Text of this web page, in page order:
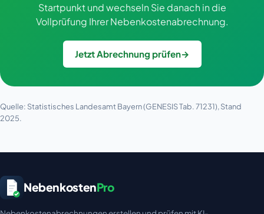
Startpunkt und wechseln Sie danach in die
Vollprüfung Ihrer Nebenkostenabrechnung.
Jetzt Abrechnung prüfen→
Quelle: Statistisches Landesamt Bayern (GENESIS Tab. 71231), Stand
2025.
NebenkostenPro